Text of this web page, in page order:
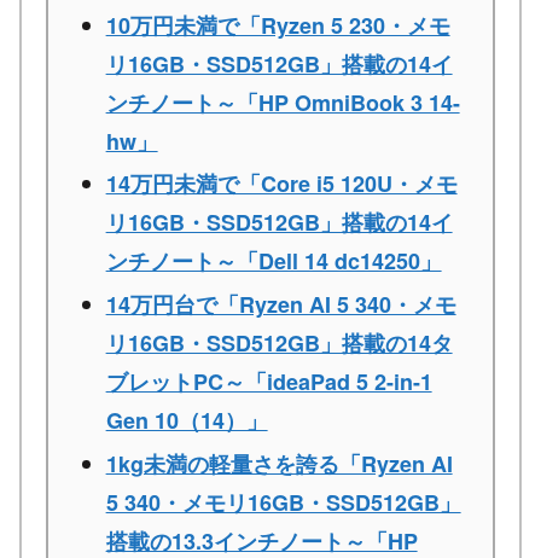
10万円未満で「Ryzen 5 230・メモ
リ16GB・SSD512GB」搭載の14イ
ンチノート～「HP OmniBook 3 14-
hw」
14万円未満で「Core i5 120U・メモ
リ16GB・SSD512GB」搭載の14イ
ンチノート～「Dell 14 dc14250」
14万円台で「Ryzen AI 5 340・メモ
リ16GB・SSD512GB」搭載の14タ
ブレットPC～「ideaPad 5 2-in-1
Gen 10（14）」
1kg未満の軽量さを誇る「Ryzen AI
5 340・メモリ16GB・SSD512GB」
搭載の13.3インチノート～「HP